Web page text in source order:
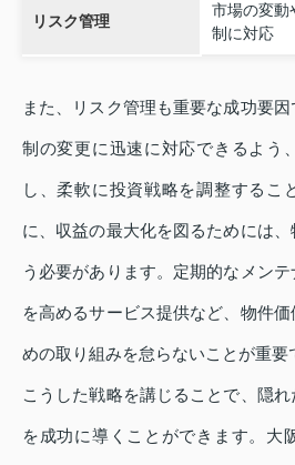
リスク管理
市場の変動
制に対応
また、リスク管理も重要な成功要
制の変更に迅速に対応できるよう
し、柔軟に投資戦略を調整するこ
に、収益の最大化を図るためには
う必要があります。定期的なメン
を高めるサービス提供など、物件
めの取り組みを怠らないことが重要
こうした戦略を講じることで、隠
を成功に導くことができます。大